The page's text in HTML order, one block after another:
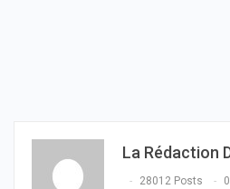
La Rédaction
28012 Posts